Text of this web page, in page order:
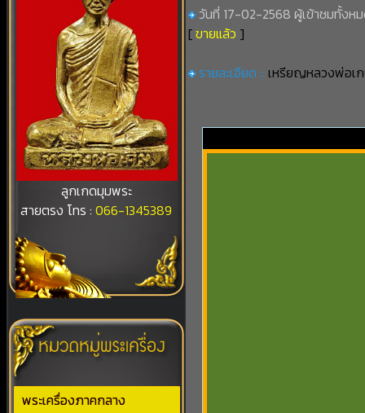
ลูกเกดมุมพระ
สายตรง โทร :066-1345389
พระเครื่องภาคกลาง
วันที่ 17-02-2568 ผู้เข้าชมทั้งห
[ขายแล้ว ]
รายละเอียด :: เหรียญหลวงพ่อเก